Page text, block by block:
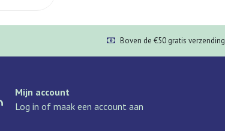
Boven de €50 gratis verzending
Mijn account
Log in of maak een account aan